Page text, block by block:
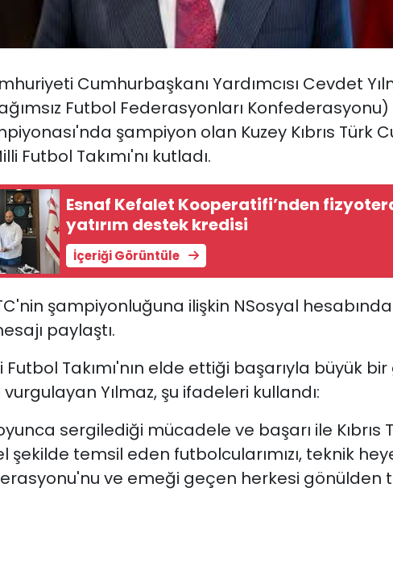
Cumhurbaşkanı Yardımcısı Cevdet
Futbol Federasyonları
şampiyon olan Kuzey Kıbrıs Türk
Futbol Takımı'nı kutladı.
Esnaf Kefalet Kooperatifi’nden
yatırım destek kredisi
İçeriği Görüntüle
şampiyonluğuna ilişkin NSosyal
paylaştı.
Futbol Takımı'nın elde ettiği başarıyla büyük
vurgulayan Yılmaz, şu ifadeleri kullandı:
sergilediği mücadele ve başarı ile Kıbrıs
şekilde temsil eden futbolcularımızı, teknik
ve emeği geçen herkesi gönülden